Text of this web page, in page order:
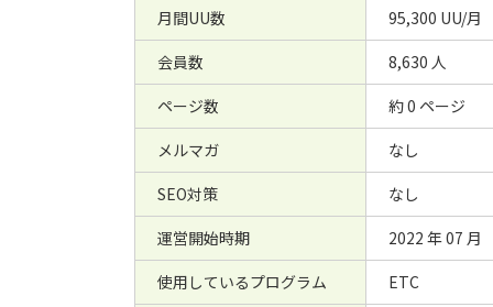
月間UU数
95,300 UU/月
会員数
8,630 人
ページ数
約 0 ページ
メルマガ
なし
SEO対策
なし
運営開始時期
2022 年 07 月
使用しているプログラム
ETC